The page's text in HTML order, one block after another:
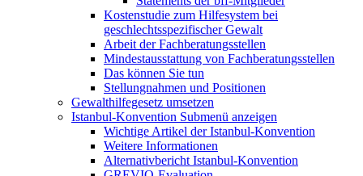
Kostenstudie zum Hilfesystem bei
geschlechtsspezifischer Gewalt
Arbeit der Fachberatungsstellen
Mindestausstattung von Fachberatungsstellen
Das können Sie tun
Stellungnahmen und Positionen
Gewalthilfegesetz umsetzen
Istanbul-Konvention Submenü anzeigen
Wichtige Artikel der Istanbul-Konvention
Weitere Informationen
Alternativbericht Istanbul-Konvention